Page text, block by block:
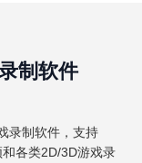
制软件
录制软件，支持
各类2D/3D游戏录